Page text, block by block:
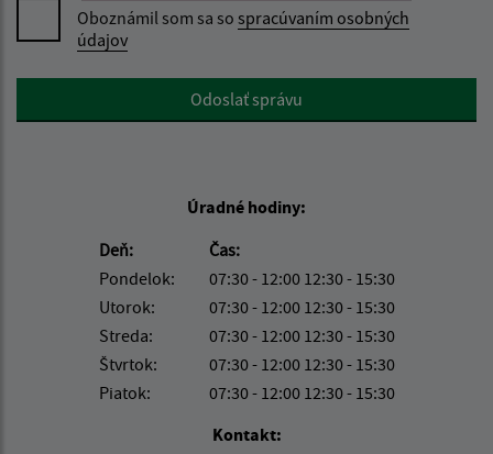
Oboznámil som sa so spracúvaním osobných
údajov
Google reCaptcha ResponseOdoslať správu
Úradné hodiny:
Deň:
Čas:
Pondelok:
07:30 - 12:00 12:30 - 15:30
Utorok:
07:30 - 12:00 12:30 - 15:30
Streda:
07:30 - 12:00 12:30 - 15:30
Štvrtok:
07:30 - 12:00 12:30 - 15:30
Piatok:
07:30 - 12:00 12:30 - 15:30
Kontakt: